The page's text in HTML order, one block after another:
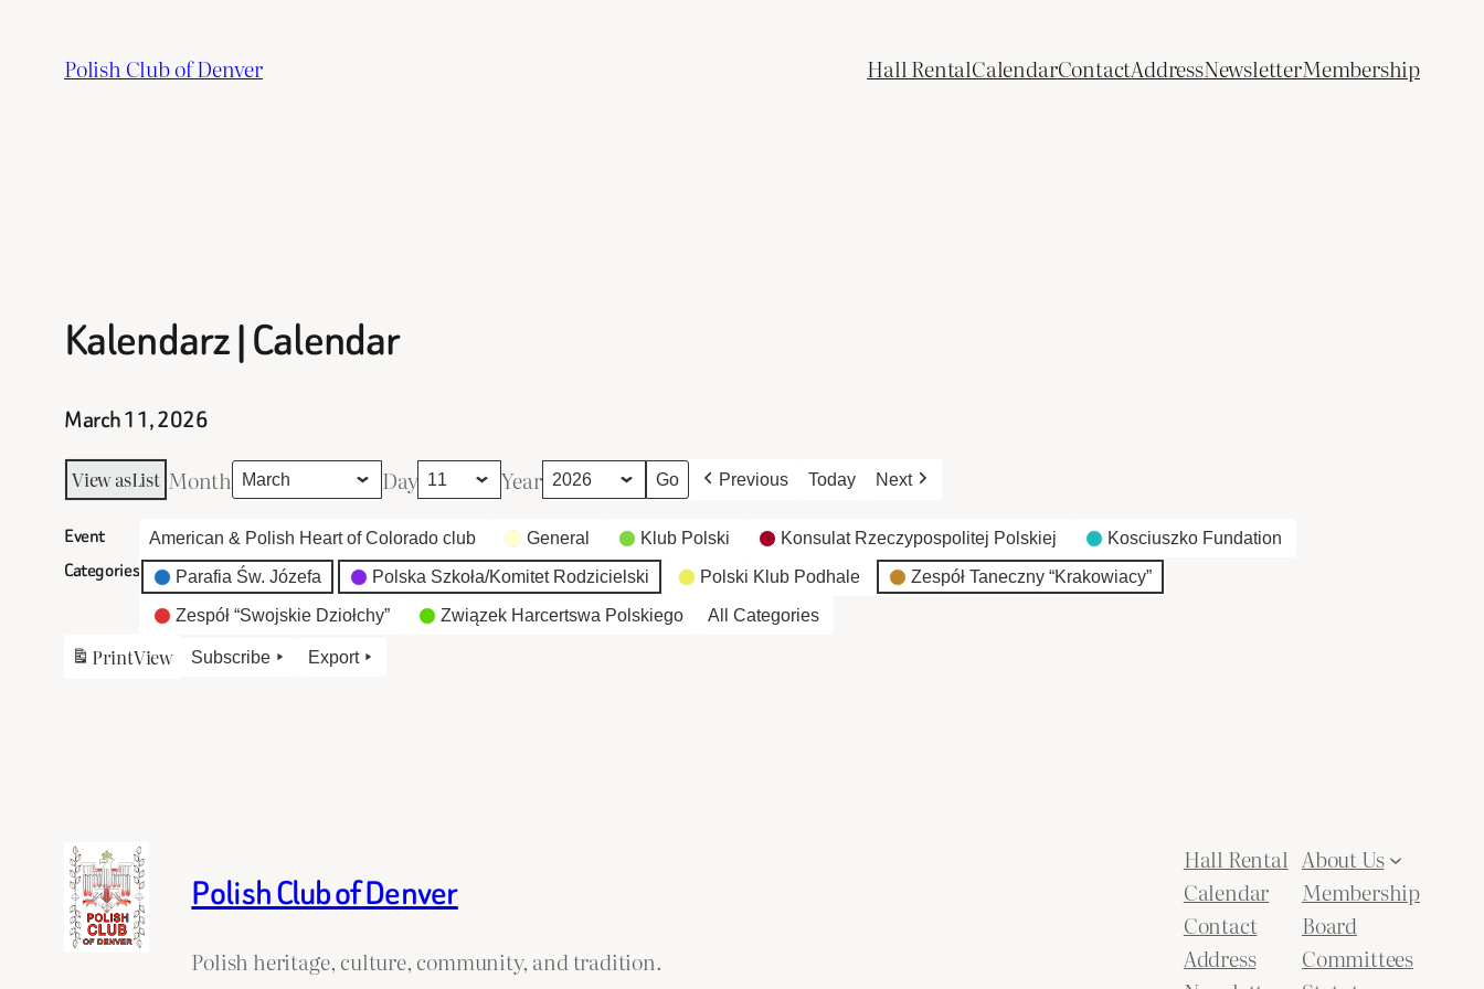
content
Polish Club of Denver Hall RentalCalendarContactAddressNewsletterMembership
Kalendarz | Calendar
March 11, 2026
View asList Month Day Year Previous Today Next
Event
Categories
American & Polish Heart of Colorado club General Klub Polski Konsulat Rzeczypospolitej Polskiej Kosciuszko Fundation
Parafia Św. Józefa Polska Szkoła/Komitet Rodzicielski Polski Klub Podhale Zespół Taneczny “Krakowiacy”
Zespół “Swojskie Dziołchy” Związek Harcertswa Polskiego All Categories
PrintView Subscribe Export
Polish Club of Denver
Polish heritage, culture, community, and tradition.
Hall Rental
Calendar
Contact
Address
About Us
Membership
Board
Committees